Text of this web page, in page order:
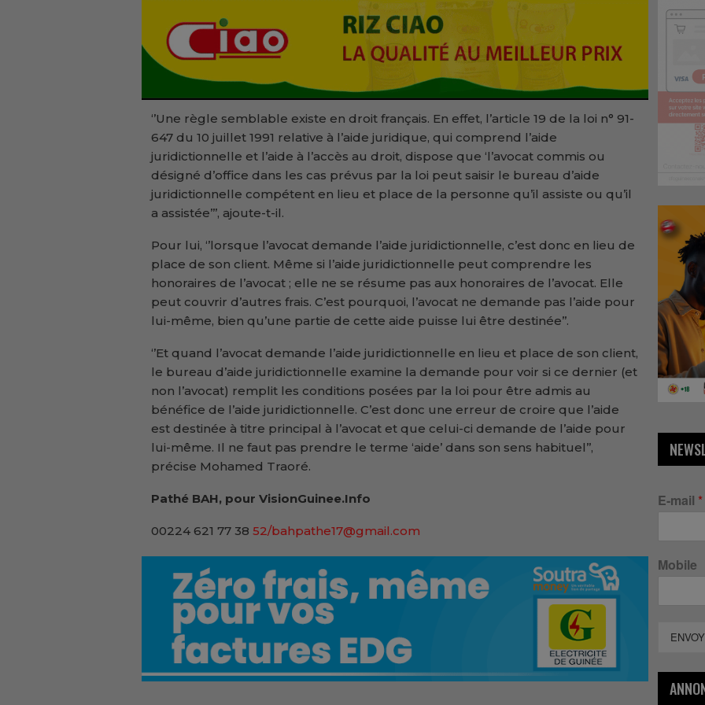
‘’Une règle semblable existe en droit français. En effet, l’article 19 de la loi n° 91-
647 du 10 juillet 1991 relative à l’aide juridique, qui comprend l’aide
juridictionnelle et l’aide à l’accès au droit, dispose que ‘l’avocat commis ou
désigné d’office dans les cas prévus par la loi peut saisir le bureau d’aide
juridictionnelle compétent en lieu et place de la personne qu’il assiste ou qu’il
a assistée’’’, ajoute-t-il.
Pour lui, ‘’lorsque l’avocat demande l’aide juridictionnelle, c’est donc en lieu de
place de son client. Même si l’aide juridictionnelle peut comprendre les
honoraires de l’avocat ; elle ne se résume pas aux honoraires de l’avocat. Elle
peut couvrir d’autres frais. C’est pourquoi, l’avocat ne demande pas l’aide pour
lui-même, bien qu’une partie de cette aide puisse lui être destinée’’.
‘’Et quand l’avocat demande l’aide juridictionnelle en lieu et place de son client,
le bureau d’aide juridictionnelle examine la demande pour voir si ce dernier (et
non l’avocat) remplit les conditions posées par la loi pour être admis au
bénéfice de l’aide juridictionnelle. C’est donc une erreur de croire que l’aide
est destinée à titre principal à l’avocat et que celui-ci demande de l’aide pour
lui-même. Il ne faut pas prendre le terme ‘aide’ dans son sens habituel’’,
précise Mohamed Traoré.
Pathé BAH, pour VisionGuinee.Info
00224 621 77 38 52/bahpathe17@gmail.com
E-mail *
Mobile